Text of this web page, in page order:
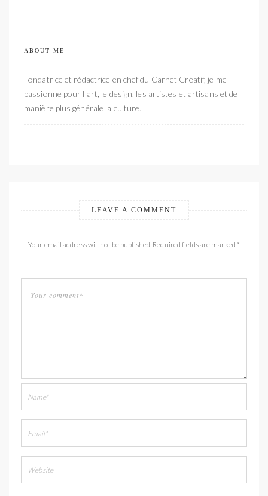
ABOUT ME
Fondatrice et rédactrice en chef du Carnet Créatif, je me
passionne pour l'art, le design, les artistes et artisans et de
manière plus générale la culture.
LEAVE A COMMENT
Your email address will not be published. Required fields are marked *